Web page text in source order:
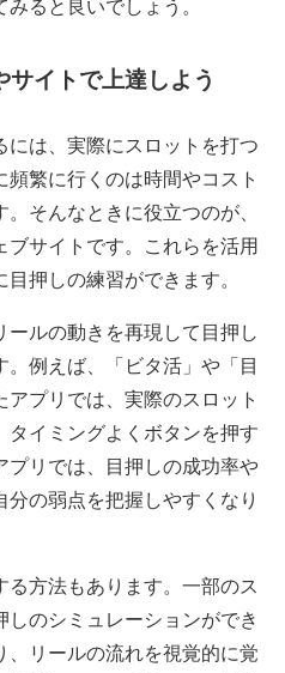
ると良いでしょう。
サイトで上達しよう
には、実際にスロットを打つ
頻繁に行くのは時間やコスト
そんなときに役立つのが、
ブサイトです。これらを活用
押しの練習ができます。
ルの動きを再現して目押し
例えば、「ビタ活」や「目
プリでは、実際のスロット
タイミングよくボタンを押す
プリでは、目押しの成功率や
分の弱点を把握しやすくなり
方法もあります。一部のス
しのシミュレーションができ
、リールの流れを視覚的に覚